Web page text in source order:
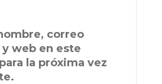
correo
web en este
la próxima vez